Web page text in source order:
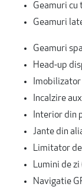
Geamuri cu
Geamuri
Geamuri
Head-up
Incalzire
Interior din
Jante din
Limitator
Lumini de zi
Navigatie